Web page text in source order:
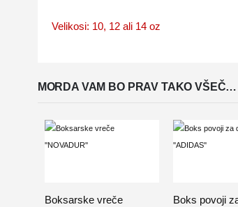
Velikosi: 10, 12 ali 14 oz
MORDA VAM BO PRAV TAKO VŠEČ…
Boksarske vreče
Boks povoji